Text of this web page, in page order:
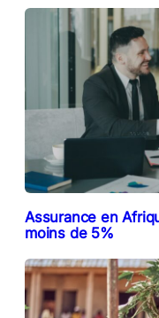
Assurance en
moins de 5%